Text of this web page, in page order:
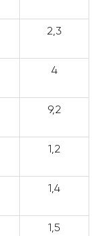
2,3
4
9,2
1,2
1,4
1,5